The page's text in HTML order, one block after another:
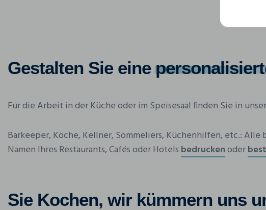
Gestalten Sie eine
Für die Arbeit in der Küche oder im Speisesaal finden Sie in
Barkeeper, Köche, Kellner, Sommeliers, Küchenhilfen, etc.:
Namen Ihres Restaurants, Cafés oder Hotels bedruckenoder
Sie Kochen, wir kümmern uns